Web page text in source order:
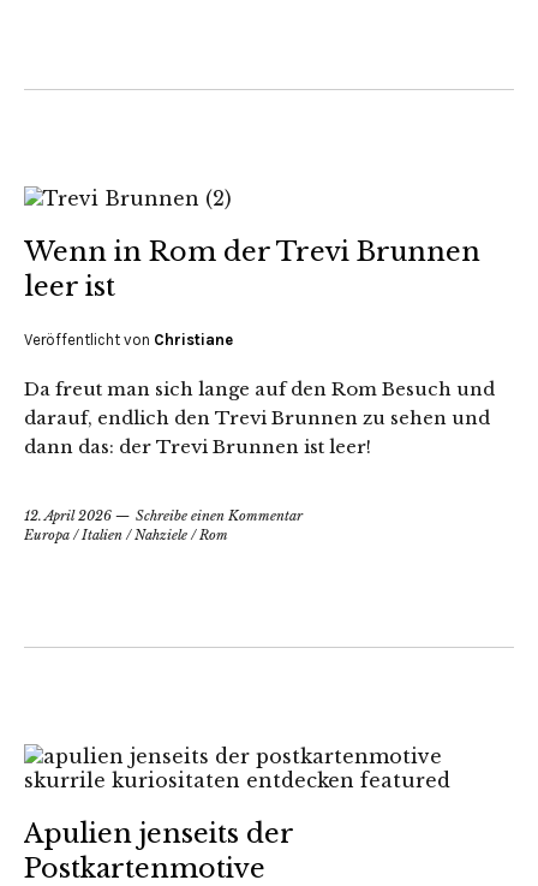
Wenn in Rom der Trevi Brunnen
leer ist
Veröffentlicht von Christiane
Da freut man sich lange auf den Rom Besuch und
darauf, endlich den Trevi Brunnen zu sehen und
dann das: der Trevi Brunnen ist leer!
12. April 2026
Schreibe einen Kommentar
Europa /Italien /Nahziele /Rom
Apulien jenseits der
Postkartenmotive